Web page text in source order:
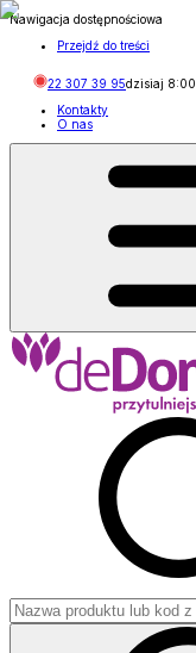
Nawigacja dostępnościowa
Przejdź do treści
22 307 39 95dzisiaj 8:00
Kontakty
O nas